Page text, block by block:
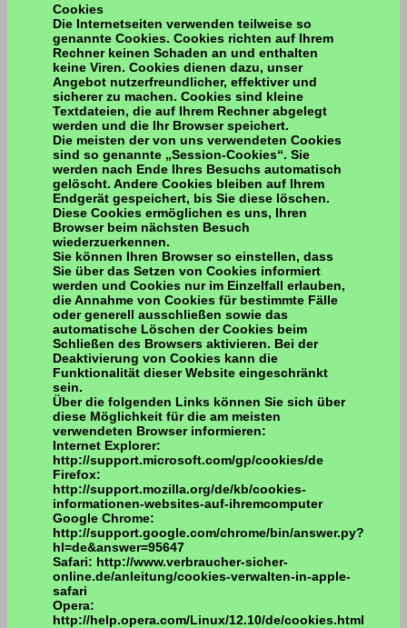
Cookies
Die Internetseiten verwenden teilweise so
genannte Cookies. Cookies richten auf Ihrem
Rechner keinen Schaden an und enthalten
keine Viren. Cookies dienen dazu, unser
Angebot nutzerfreundlicher, effektiver und
sicherer zu machen. Cookies sind kleine
Textdateien, die auf Ihrem Rechner abgelegt
werden und die Ihr Browser speichert.
Die meisten der von uns verwendeten Cookies
sind so genannte „Session-Cookies“. Sie
werden nach Ende Ihres Besuchs automatisch
gelöscht. Andere Cookies bleiben auf Ihrem
Endgerät gespeichert, bis Sie diese löschen.
Diese Cookies ermöglichen es uns, Ihren
Browser beim nächsten Besuch
wiederzuerkennen.
Sie können Ihren Browser so einstellen, dass
Sie über das Setzen von Cookies informiert
werden und Cookies nur im Einzelfall erlauben,
die Annahme von Cookies für bestimmte Fälle
oder generell ausschließen sowie das
automatische Löschen der Cookies beim
Schließen des Browsers aktivieren. Bei der
Deaktivierung von Cookies kann die
Funktionalität dieser Website eingeschränkt
sein.
Über die folgenden Links können Sie sich über
diese Möglichkeit für die am meisten
verwendeten Browser informieren:
Internet Explorer:
http://support.microsoft.com/gp/cookies/de
Firefox:
http://support.mozilla.org/de/kb/cookies-
informationen-websites-auf-ihremcomputer
Google Chrome:
http://support.google.com/chrome/bin/answer.py?
hl=de&answer=95647
Safari: http://www.verbraucher-sicher-
online.de/anleitung/cookies-verwalten-in-apple-
safari
Opera:
http://help.opera.com/Linux/12.10/de/cookies.html